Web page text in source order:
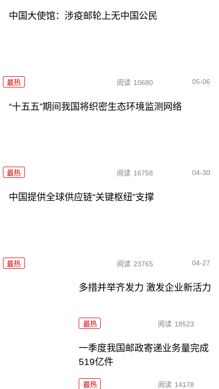
中国大使馆：涉疫邮轮上无中国公民
最热 阅读 10680 05-06
“十五五”期间我国将织密生态环境监测网络
最热 阅读 16758 04-30
中国提供全球供应链“关键枢纽”支撑
最热 阅读 23765 04-27
多措并举齐发力 激发企业新活力
最热 阅读 18523
一季度我国邮政寄递业务量完成
519亿件
最热 阅读 14178